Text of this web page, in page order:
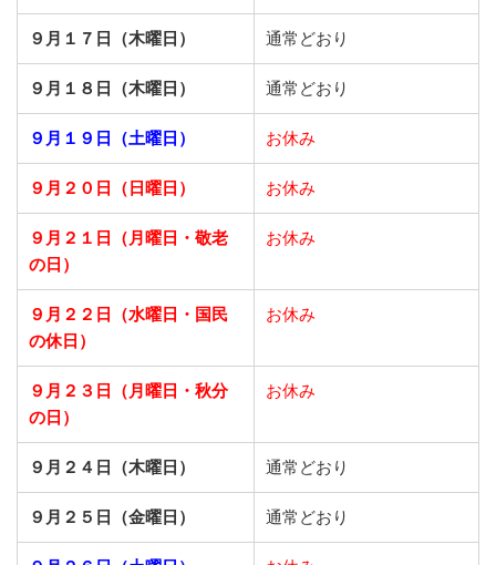
９月１７日（木曜日） 通常どおり
９月１８日（木曜日） 通常どおり
９月１９日（土曜日） お休み
９月２０日（日曜日） お休み
９月２１日
（月曜日・敬老
の日）
お休み
９月２２日
（水曜日・国民
の休日）
お休み
９月２３日
（月曜日・秋分
の日）
お休み
９月２４日（木曜日） 通常どおり
９月２５日（金曜日） 通常どおり